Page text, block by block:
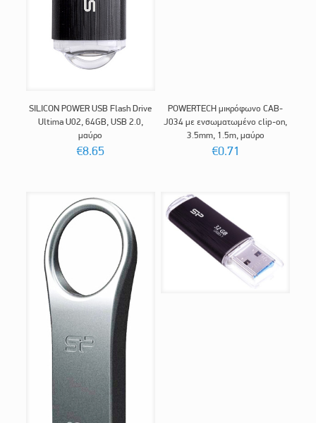
SILICON POWER USB Flash Drive
Ultima U02, 64GB, USB 2.0,
μαύρο
€8.65
POWERTECH μικρόφωνο CAB-
J034 με ενσωματωμένο clip-on,
3.5mm, 1.5m, μαύρο
€0.71